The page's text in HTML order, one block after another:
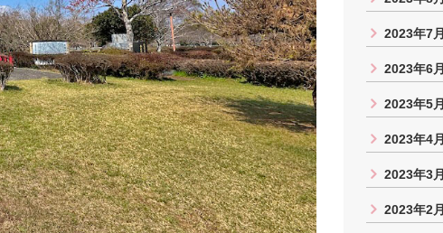
2023年7月
2023年6月
2023年5月
2023年4月
2023年3月
2023年2月